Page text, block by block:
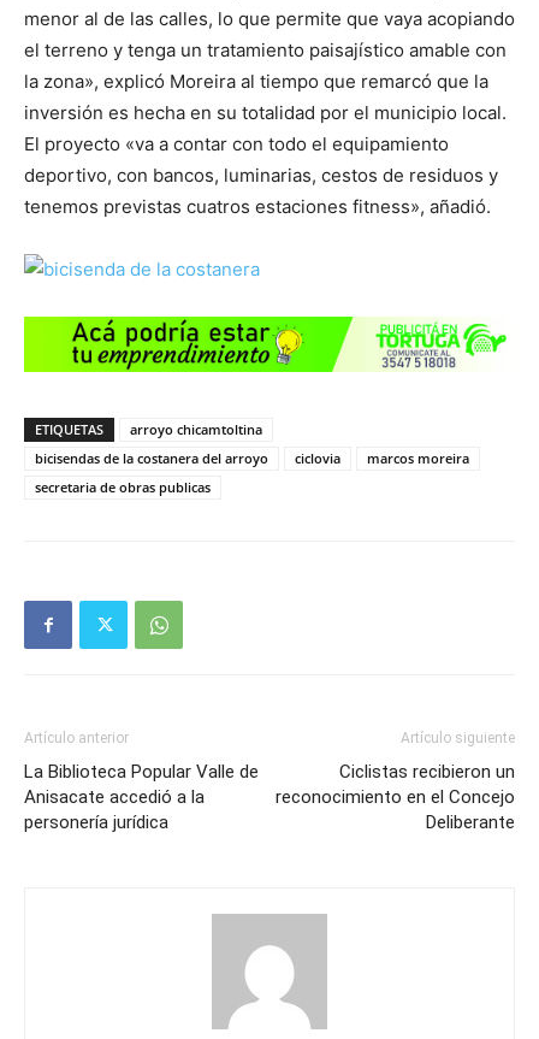
menor al de las calles, lo que permite que vaya acopiando
el terreno y tenga un tratamiento paisajístico amable con
la zona», explicó Moreira al tiempo que remarcó que la
inversión es hecha en su totalidad por el municipio local.
El proyecto «va a contar con todo el equipamiento
deportivo, con bancos, luminarias, cestos de residuos y
tenemos previstas cuatros estaciones fitness», añadió.
ETIQUETAS
arroyo chicamtoltina
bicisendas de la costanera del arroyo
ciclovia
marcos moreira
secretaria de obras publicas
Artículo anterior
La Biblioteca Popular Valle de
Anisacate accedió a la
personería jurídica
Artículo siguiente
Ciclistas recibieron un
reconocimiento en el Concejo
Deliberante